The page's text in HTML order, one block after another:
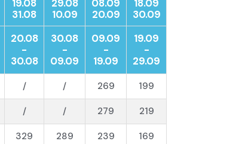
19.08
31.08
29.08
10.09
08.09
20.09
18.09
30.09
20.08
-
30.08
30.08
-
09.09
09.09
-
19.09
19.09
-
29.09
/ / 269 199
/ / 279 219
329 289 239 169